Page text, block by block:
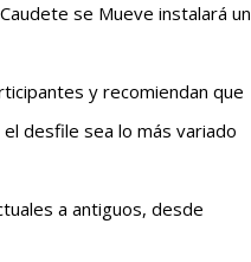
se Mueve instalará un
y recomiendan que
desfile sea lo más variado
a antiguos, desde